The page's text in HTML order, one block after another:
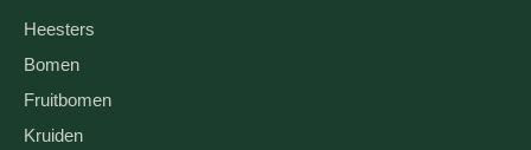
Heesters
Bomen
Fruitbomen
Kruiden